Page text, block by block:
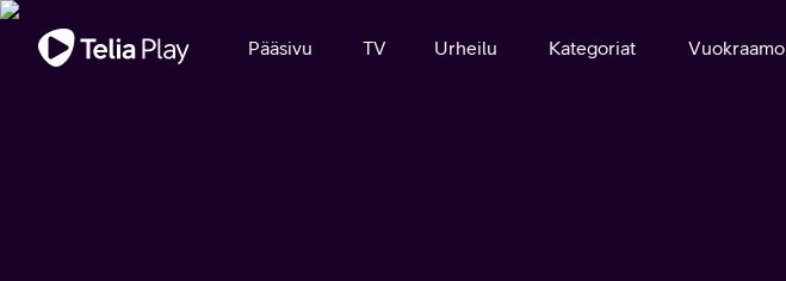
Tärkeä viesti
Pääsivu TV Urheilu Kategoriat Vuokraamo